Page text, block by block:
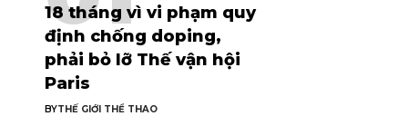
18 tháng vì vi phạm quy
định chống doping,
phải bỏ lỡ Thế vận hội
Paris
BYTHẾ GIỚI THỂ THAO